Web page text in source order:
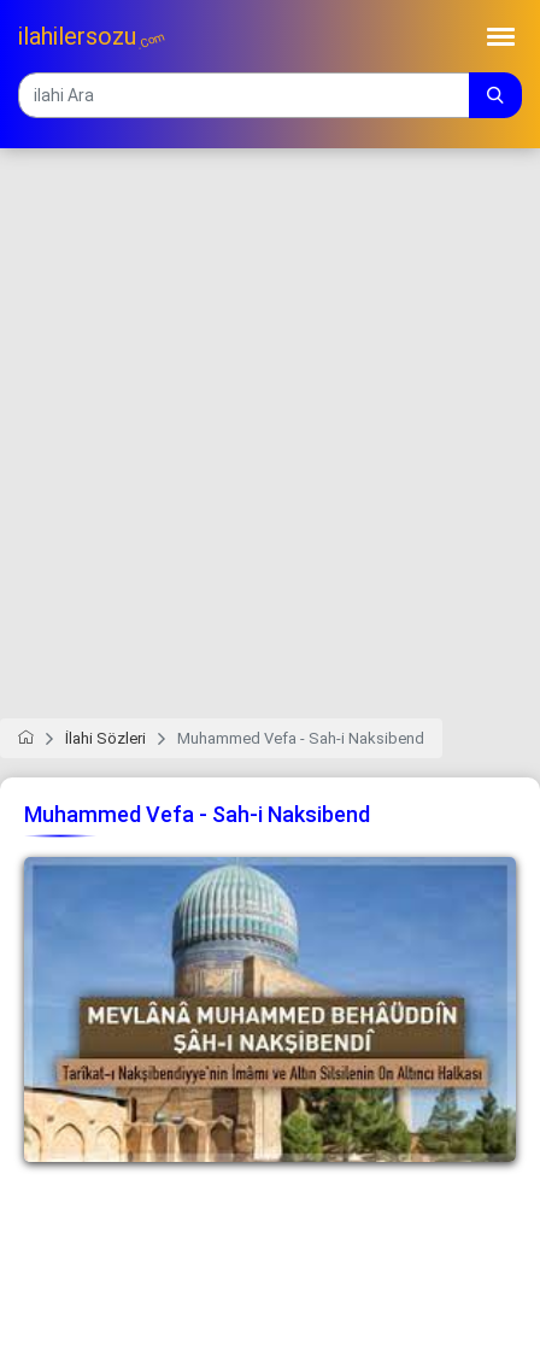
ilahilersozu.Com
İlahi Sözleri Muhammed Vefa - Sah-i Naksibend
Muhammed Vefa - Sah-i Naksibend